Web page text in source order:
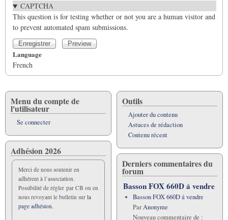
CAPTCHA
This question is for testing whether or not you are a human visitor and
to prevent automated spam submissions.
Language
French
Menu du compte de
l'utilisateur
Se connecter
Adhésion 2026
Merci de nous soutenir en
adhérent à l’association.
Possibilité de régler par CB ou en
nous revoyant le bulletin sur la
page adhésion.
Outils
Ajouter du contenu
Astuces de rédaction
Contenu récent
Derniers commentaires du
forum
Basson FOX 660D á vendre
Basson FOX 660D á vendre
ParAnonyme
Nouveau commentaire de :